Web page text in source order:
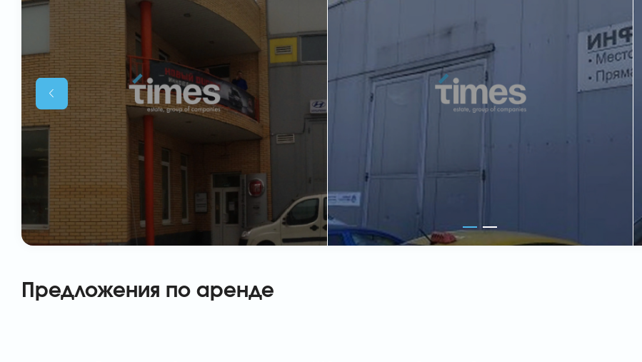
Предложения по аренде